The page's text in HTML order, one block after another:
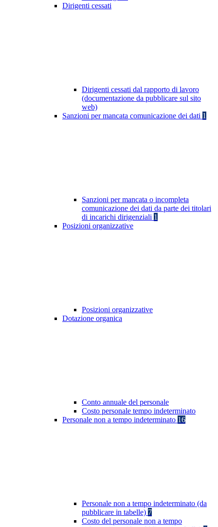
Dirigenti cessati
Dirigenti cessati dal rapporto di lavoro
(documentazione da pubblicare sul sito
web)
Sanzioni per mancata comunicazione dei dati 1
Sanzioni per mancata o incompleta
comunicazione dei dati da parte dei titolari
di incarichi dirigenziali 1
Posizioni organizzative
Posizioni organizzative
Dotazione organica
Conto annuale del personale
Costo personale tempo indeterminato
Personale non a tempo indeterminato 16
Personale non a tempo indeterminato (da
pubblicare in tabelle) 7
Costo del personale non a tempo